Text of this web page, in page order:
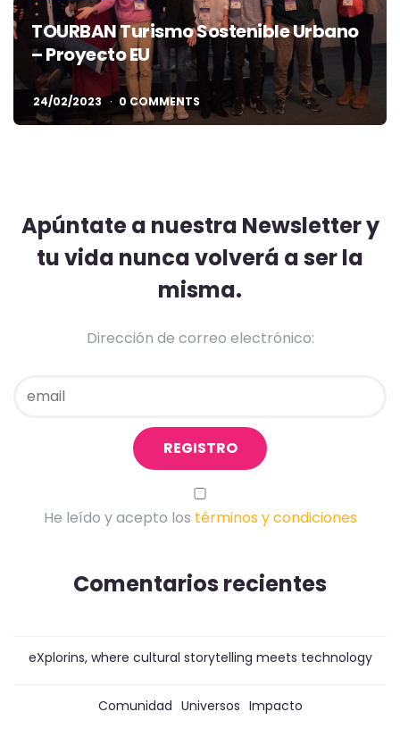
TOURBAN Turismo Sostenible Urbano
– Proyecto EU
24/02/2023 0 COMMENTS
Apúntate a nuestra Newsletter y
tu vida nunca volverá a ser la
misma.
Dirección de correo electrónico:
He leído y acepto los términos y condiciones
Comentarios recientes
eXplorins, where cultural storytelling meets technology
Comunidad Universos Impacto